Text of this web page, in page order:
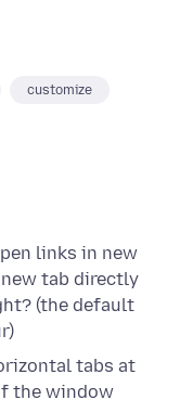
customize
links in new
tab directly
(the default
tabs at
the window